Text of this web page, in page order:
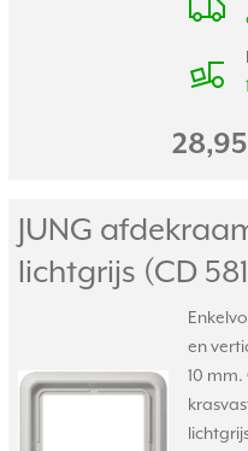
28,95
JUNG
lichtgrijs (CD
en
10